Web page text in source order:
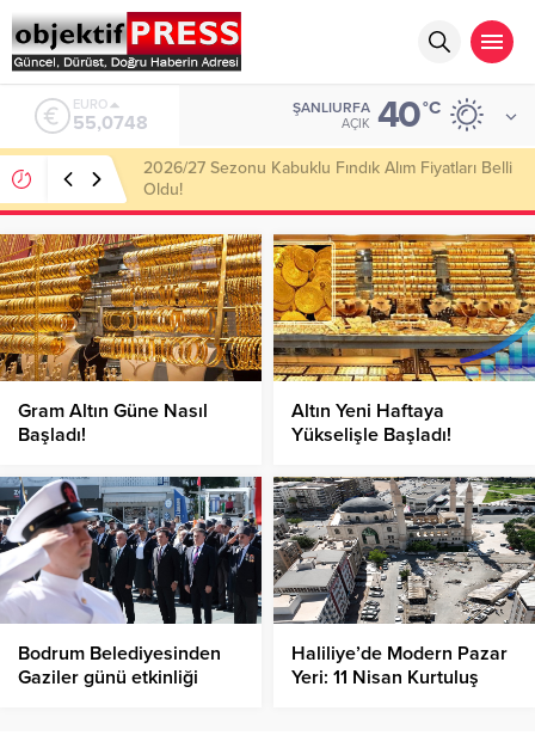
ALTIN
6.623,43
ŞANLIURFA
AÇIK 40°C
Haliliye Belediyesi Her Gün 4 Bin 898 Kişiye Sıcak
Yemek Ulaştırıyor!
Gram Altın Güne Nasıl
Başladı!
Altın Yeni Haftaya
Yükselişle Başladı!
Bodrum Belediyesinden
Gaziler günü etkinliği
Haliliye’de Modern Pazar
Yeri: 11 Nisan Kurtuluş